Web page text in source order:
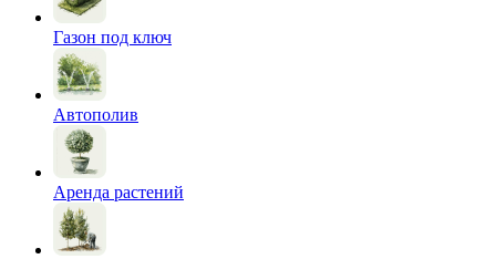
Газон под ключ
Автополив
Аренда растений